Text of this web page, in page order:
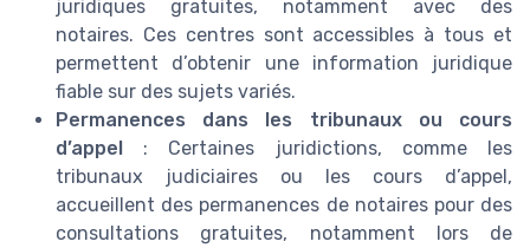
juridiques gratuites, notamment avec des
notaires. Ces centres sont accessibles à tous et
permettent d’obtenir une information juridique
fiable sur des sujets variés.
Permanences dans les tribunaux ou cours
d’appel : Certaines juridictions, comme les
tribunaux judiciaires ou les cours d’appel,
accueillent des permanences de notaires pour des
consultations gratuites, notamment lors de